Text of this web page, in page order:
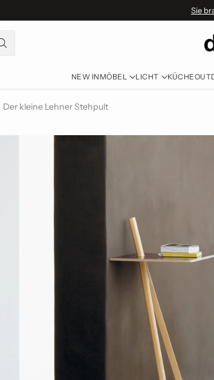
Sie
NEW IN MÖBEL LICHT KÜCHE
Der kleine Lehner Stehpult